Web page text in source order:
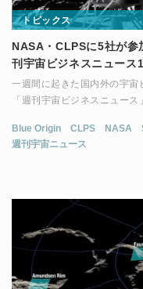
トピックス
NASA・CLPSに5社が参
刊宇宙ビジネスニュース
一週間に起きた国内外の宇
「週刊宇宙ビジネスニュース
Blue Origin CLPS NASA
週刊宇宙ニュース